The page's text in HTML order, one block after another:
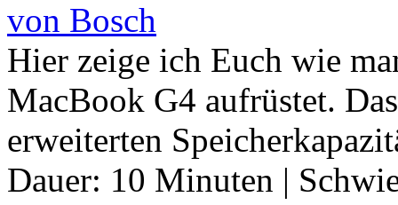
von Bosch
Hier zeige ich Euch wie
MacBook G4 aufrüstet.
erweiterten
Dauer: 10 Minuten |